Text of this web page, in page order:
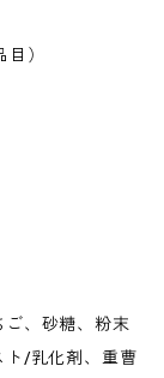
）
、砂糖、粉末
ト/乳化剤、重曹